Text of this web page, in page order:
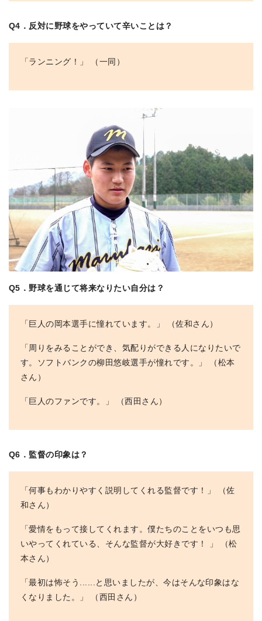
Q4．反対に野球をやっていて辛いことは？
「ランニング！」 （一同）
Q5．野球を通じて将来なりたい自分は？
「巨人の岡本選手に憧れています。」 （佐和さん）
「周りをみることができ、気配りができる人になりたいで
す。ソフトバンクの柳田悠岐選手が憧れです。」 （松本
さん）
「巨人のファンです。」 （西田さん）
Q6．監督の印象は？
「何事もわかりやすく説明してくれる監督です！」 （佐
和さん）
「愛情をもって接してくれます。僕たちのことをいつも思
いやってくれている、そんな監督が大好きです！ 」 （松
本さん）
「最初は怖そう......と思いましたが、今はそんな印象はな
くなりました。」 （西田さん）